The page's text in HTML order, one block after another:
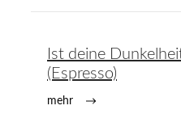
Ist deine
(Espresso)
mehr